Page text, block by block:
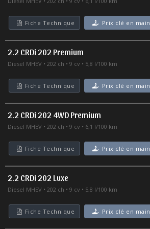
Fiche Technique Prix clé en main
2.2 CRDi 202 Premium
Diesel MHEV 202 ch 9 cv 5,8 l/100 km
Fiche Technique Prix clé en main
2.2 CRDi 202 4WD Premium
Diesel MHEV 202 ch 9 cv 6,1 l/100 km
Fiche Technique Prix clé en main
2.2 CRDi 202 Luxe
Diesel MHEV 202 ch 9 cv 5,8 l/100 km
Fiche Technique Prix clé en main